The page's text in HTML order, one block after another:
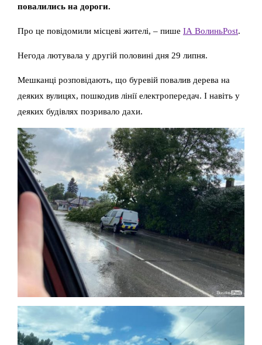
повалились на дороги.
Про це повідомили місцеві жителі, – пише ІА ВолиньPost.
Негода лютувала у другій половині дня 29 липня.
Мешканці розповідають, що буревій повалив дерева на
деяких вулицях, пошкодив лінії електропередач. І навіть у
деяких будівлях позривало дахи.